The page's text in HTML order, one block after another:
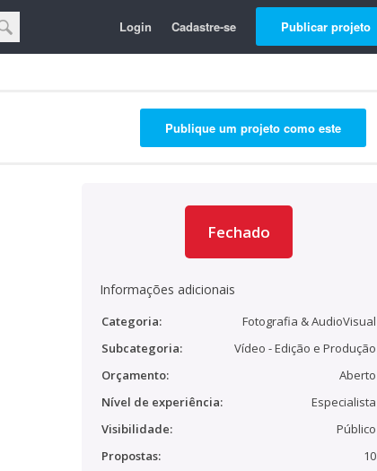
Login Cadastre-se Publicar projeto
Publique um projeto como este
Fechado
Informações adicionais
Categoria:
Fotografia & AudioVisual
Subcategoria:
Vídeo - Edição e Produção
Orçamento:
Aberto
Nível de experiência:
Especialista
Visibilidade:
Público
Propostas:
10